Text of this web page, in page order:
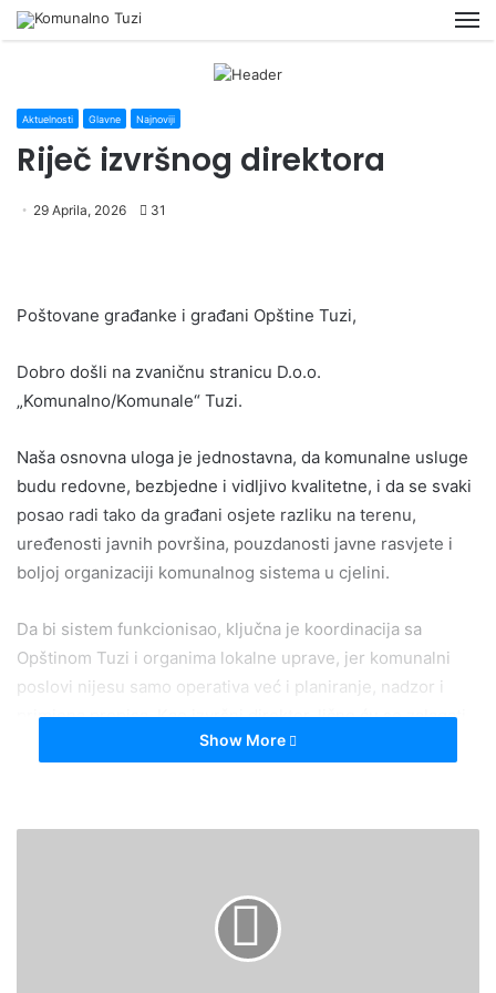
Aktuelnosti Glavne Najnoviji
Riječ izvršnog direktora
29 Aprila, 2026 31
Poštovane građanke i građani Opštine Tuzi,
Dobro došli na zvaničnu stranicu D.o.o.
„Komunalno/Komunale“ Tuzi.
Naša osnovna uloga je jednostavna, da komunalne usluge
budu redovne, bezbjedne i vidljivo kvalitetne, i da se svaki
posao radi tako da građani osjete razliku na terenu,
uređenosti javnih površina, pouzdanosti javne rasvjete i
boljoj organizaciji komunalnog sistema u cjelini.
Da bi sistem funkcionisao, ključna je koordinacija sa
Opštinom Tuzi i organima lokalne uprave, jer komunalni
poslovi nijesu samo operativa već i planiranje, nadzor i
primjena propisa. Kao izvršni direktor, lično ću se zalagati
da saradnja između Društva i opštinskih službi bude
partnerski i kontinuirano, kako bi se problemi rješavali
pravovremeno, a pravila važila jednako za sve. Pored toga,
Show More